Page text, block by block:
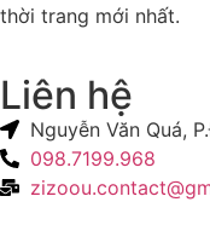
thời trang mới nhất.
Liên hệ
Nguyễn Văn Quá,
098.7199.968